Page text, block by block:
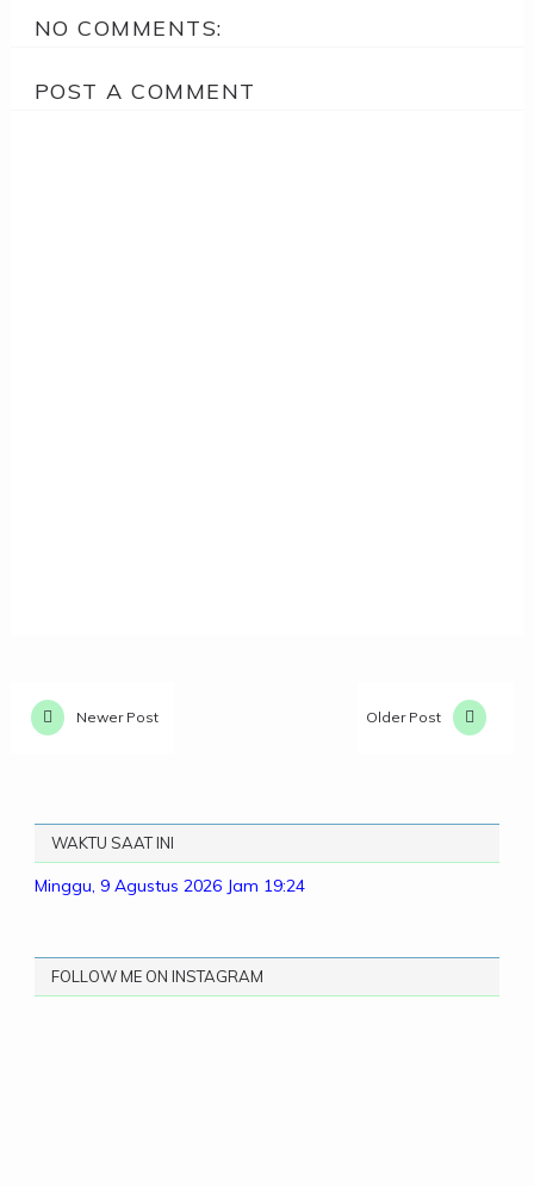
NO COMMENTS:
POST A COMMENT
Newer Post Older Post
WAKTU SAAT INI
Minggu, 9 Agustus 2026 Jam 19:24
FOLLOW ME ON INSTAGRAM